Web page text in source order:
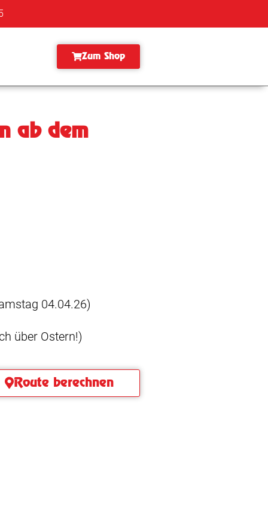
Zum Shop
ab dem
04.04.26)
über Ostern!)
Route berechnen